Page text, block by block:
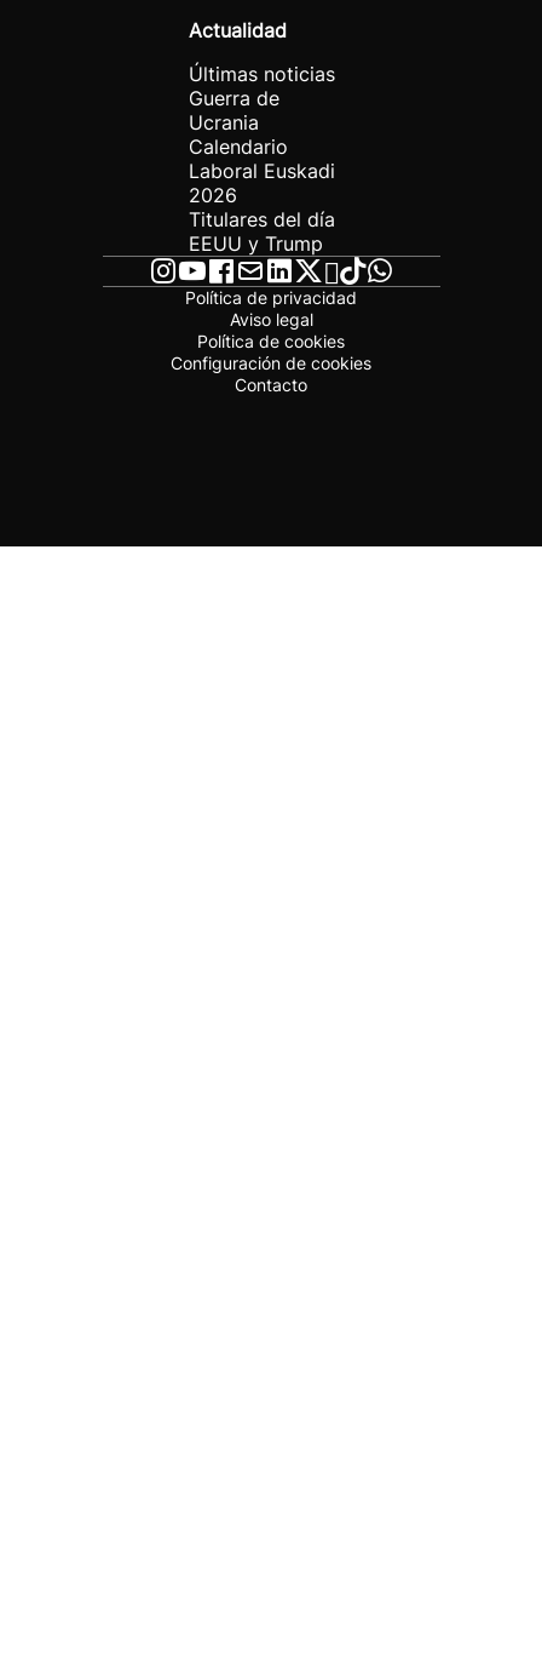
Actualidad
Últimas noticias
Guerra de
Ucrania
Calendario
Laboral Euskadi
2026
Titulares del día
EEUU y Trump
Política de privacidad
Aviso legal
Política de cookies
Configuración de cookies
Contacto